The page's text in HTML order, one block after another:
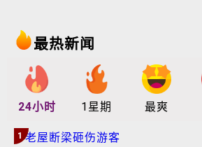
最热新闻
24小时 1星期 最爽
1